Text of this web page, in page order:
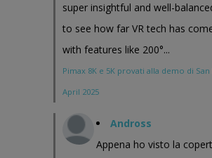
super insightful and well-
to see how far VR tech has
with features like 200°...
Pimax 8K e 5K provati alla demo di San
April 2025
Andross
Appena ho visto la